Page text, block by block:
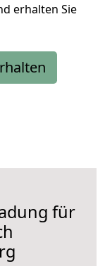
erhalten Sie
für